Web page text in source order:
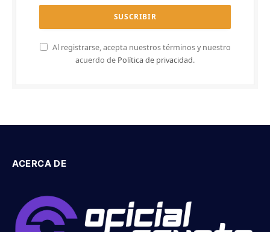
Al registrarse, acepta nuestros términos y nuestro
acuerdo de Política de privacidad.
ACERCA DE